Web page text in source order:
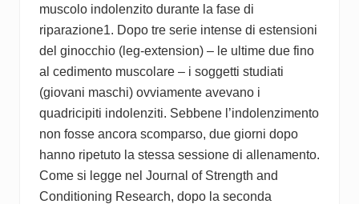
muscolo indolenzito durante la fase di
riparazione1. Dopo tre serie intense di estensioni
del ginocchio (leg-extension) – le ultime due fino
al cedimento muscolare – i soggetti studiati
(giovani maschi) ovviamente avevano i
quadricipiti indolenziti. Sebbene l’indolenzimento
non fosse ancora scomparso, due giorni dopo
hanno ripetuto la stessa sessione di allenamento.
Come si legge nel Journal of Strength and
Conditioning Research, dopo la seconda